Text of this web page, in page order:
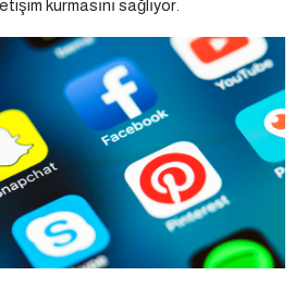
kurmasını sağlıyor.